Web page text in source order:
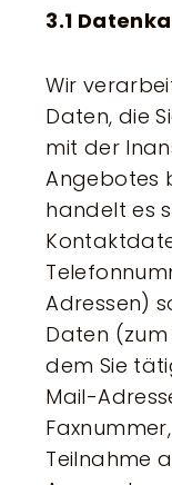
3.1
Wir
Daten, die
mit der
Angebotes
handelt es
Adressen)
Daten (zum
dem Sie
Mail-
Teilnahme